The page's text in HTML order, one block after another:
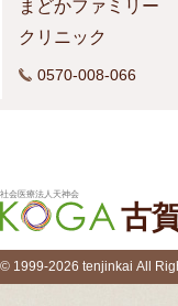
まどかファミリー
クリニック
0570-008-066
社会医療法人天神会
古
© 1999-2026 tenjinkai All